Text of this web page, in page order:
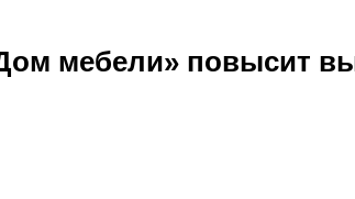
мебели» повысит